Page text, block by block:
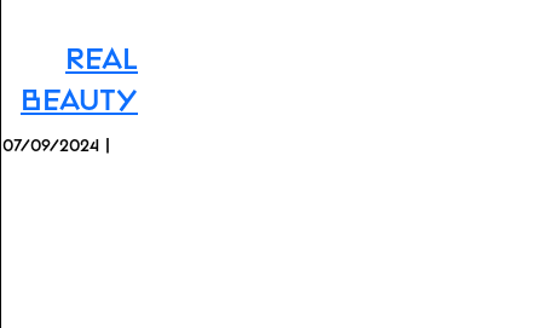
Real
Beauty
07/09/2024 |